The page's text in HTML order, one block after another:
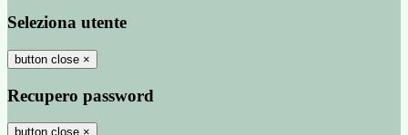
Seleziona utente
button close ×
Recupero password
button close ×